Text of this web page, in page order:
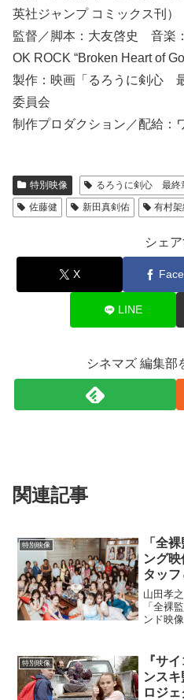
英社ジャンプ コミックス刊）
監督／脚本：大友啓史 音楽
OK ROCK “Broken Heart of
製作：映画「るろうに剣心
委員会
制作プロダクション／配給：
特別映像
るろうに剣心 最終
佐藤健
新田真剣佑 有村
シェ
X
LINE
シネマズ 編集部
関連記事
特別映像
「全
ング
タッフ
山田孝
「全裸
ンド映
てきた
西（山
特別映像
『サ
ンス
ロジ